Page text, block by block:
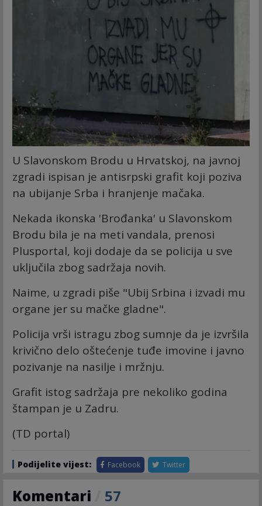
U Slavonskom Brodu u Hrvatskoj, na javnoj
zgradi ispisan je antisrpski grafit koji poziva
na ubijanje Srba i hranjenje mačaka.
Nekada ikonska 'Brođanka' u Slavonskom
Brodu bila je na meti vandala, prenosi
Plusportal, koji dodaje da se policija u sve
uključila zbog sadržaja novih.
Naime, u zgradi piše "Ubij Srbina i izvadi mu
organe jer su mačke gladne".
Policija vrši istragu zbog sumnje da je izvršila
krivično delo oštećenje tuđe imovine i javno
pozivanje na nasilje i mržnju.
Grafit istog sadržaja pre nekoliko godina
štampan je u Zadru.
(TD portal)
Podijelite vijest: Facebook Twitter
Komentari 57